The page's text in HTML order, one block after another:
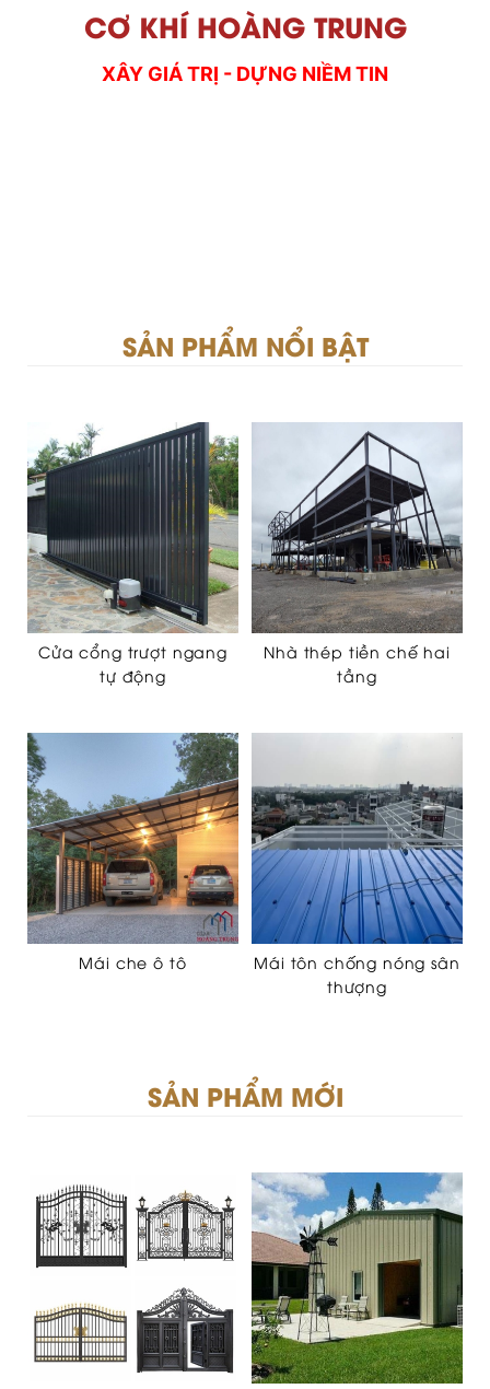
CƠ KHÍ HOÀNG TRUNG
XÂY GIÁ TRỊ - DỰNG NIỀM TIN
SẢN PHẨM NỔI BẬT
Cửa cổng trượt ngang
tự động
Nhà thép tiền chế hai
tầng
Mái che ô tô
Mái tôn chống nóng sân
thượng
SẢN PHẨM MỚI